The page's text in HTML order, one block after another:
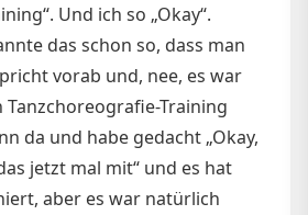
Und ich so „Okay“.
das schon so, dass man
vorab und, nee, es war
Tanzchoreografie-Training
da und habe gedacht „Okay,
jetzt mal mit“ und es hat
aber es war natürlich